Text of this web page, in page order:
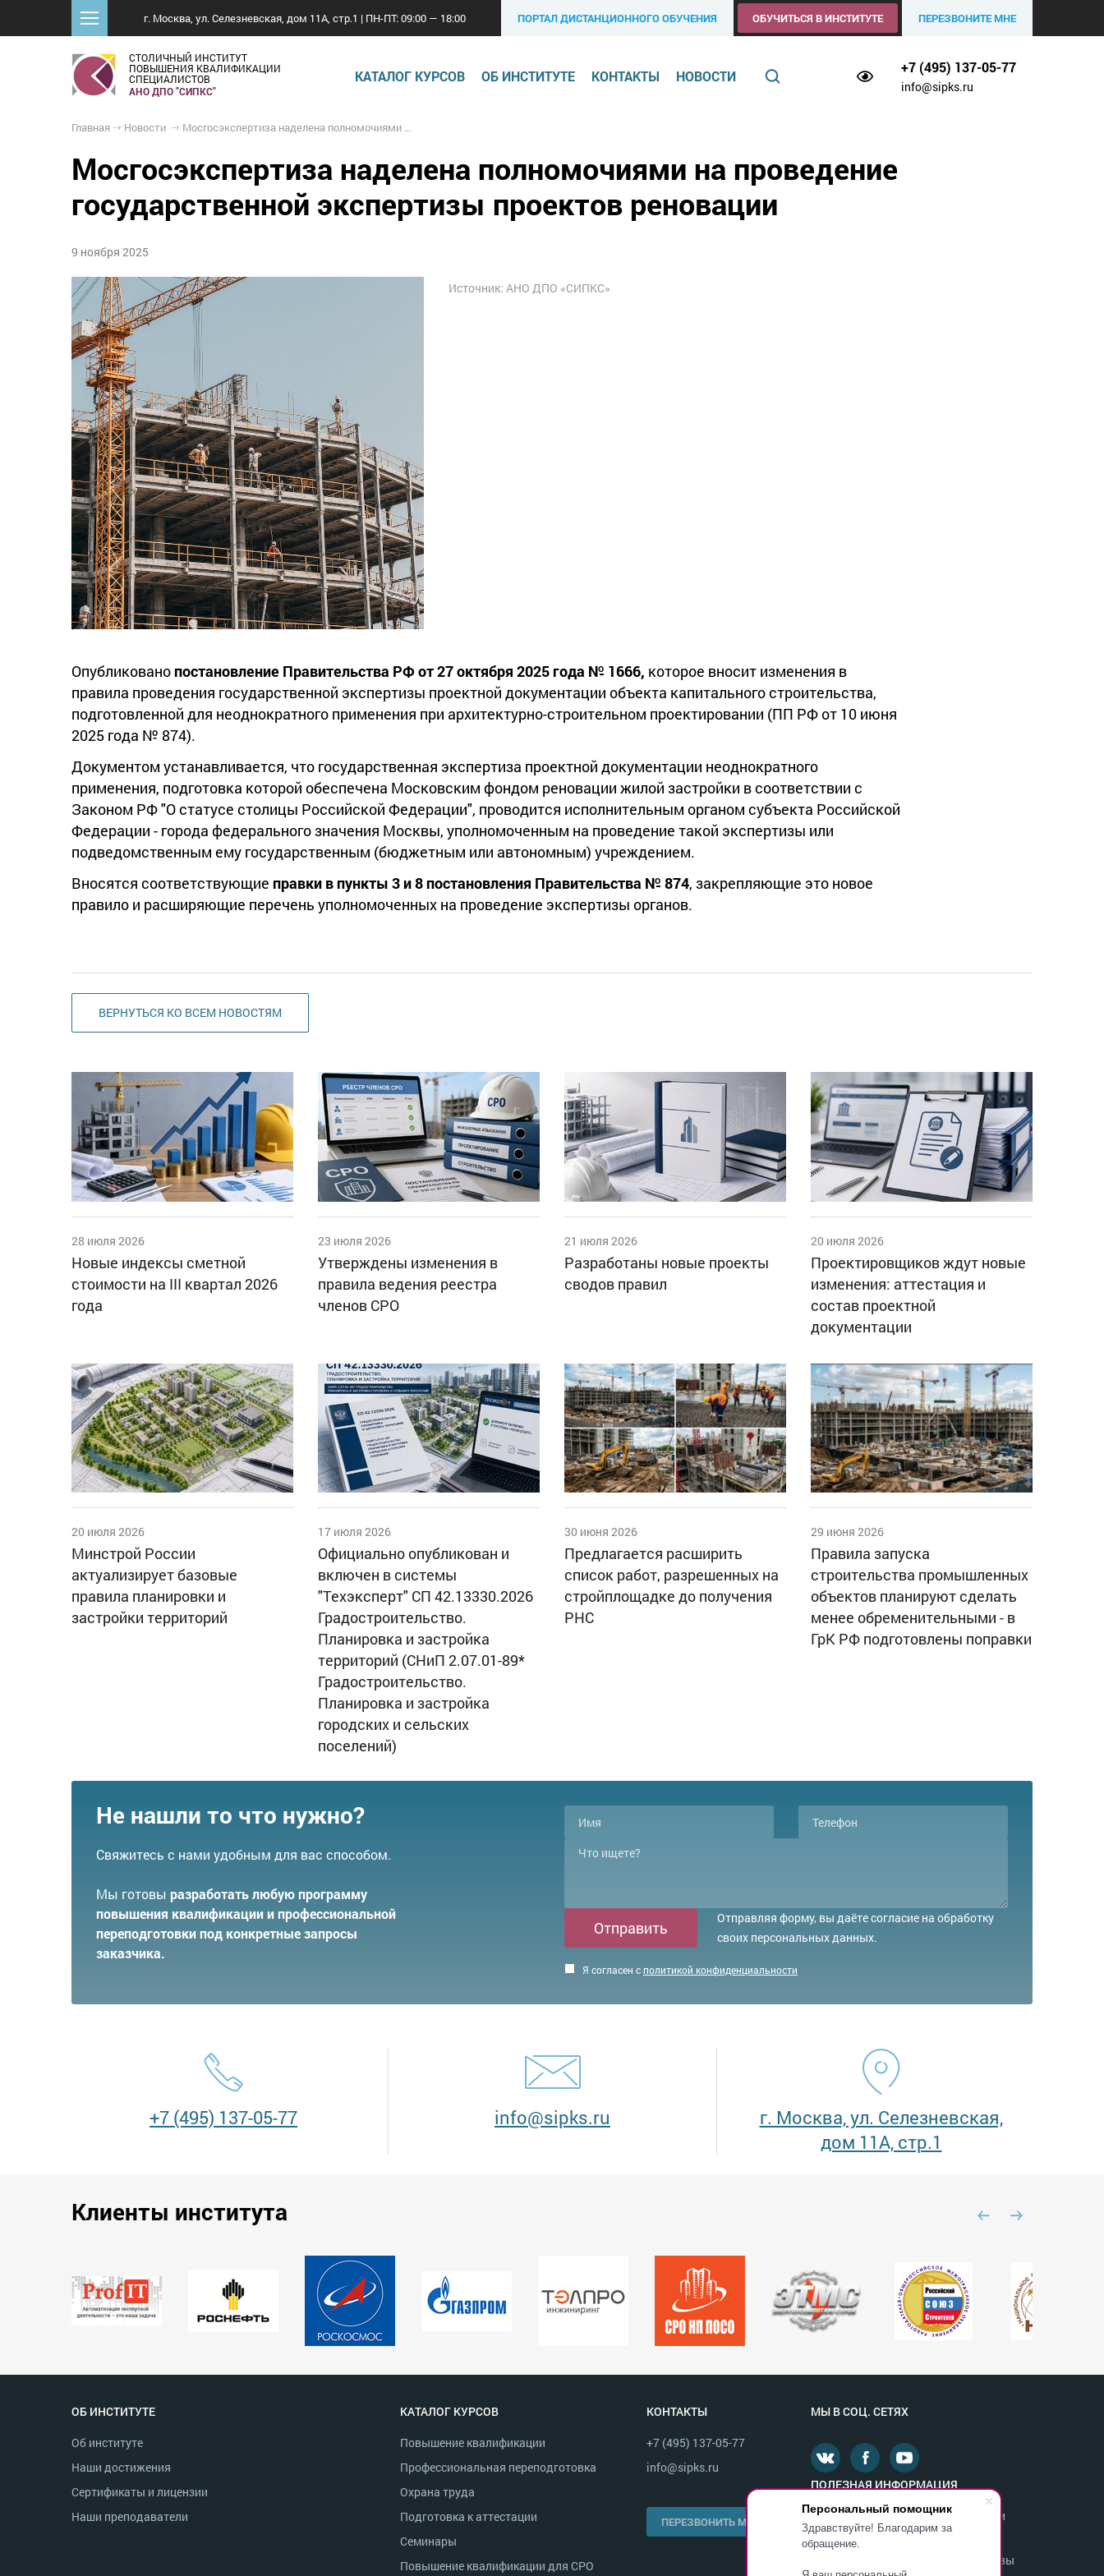
Персональный помощник
Здравствуйте! Благодарим за
обращение.
г. Москва, ул. Селезневская, дом 11А, стр.1 | ПН-ПТ: 09:00 — 18:00 ПОРТАЛ ДИСТАНЦИОННОГО ОБУЧЕНИЯ ОБУЧИТЬСЯ В ИНСТИТУТЕ ПЕРЕЗВОНИТЕ МНЕ
СТОЛИЧНЫЙ ИНСТИТУТ
ПОВЫШЕНИЯ КВАЛИФИКАЦИИ
СПЕЦИАЛИСТОВ
АНО ДПО "СИПКС"
КАТАЛОГ КУРСОВ ОБ ИНСТИТУТЕ КОНТАКТЫ НОВОСТИ
+7 (495) 137-05-77
info@sipks.ru
Главная Новости Мосгосэкспертиза наделена полномочиями на проведение государственной экспертизы проектов реновации
Мосгосэкспертиза наделена полномочиями на проведение
государственной экспертизы проектов реновации
9 ноября 2025
Источник: АНО ДПО «СИПКС»
Опубликовано постановление Правительства РФ от 27 октября 2025 года № 1666, которое вносит изменения в
правила проведения государственной экспертизы проектной документации объекта капитального строительства,
подготовленной для неоднократного применения при архитектурно-строительном проектировании (ПП РФ от 10 июня
2025 года № 874).
Документом устанавливается, что государственная экспертиза проектной документации неоднократного
применения, подготовка которой обеспечена Московским фондом реновации жилой застройки в соответствии с
Законом РФ "О статусе столицы Российской Федерации", проводится исполнительным органом субъекта Российской
Федерации - города федерального значения Москвы, уполномоченным на проведение такой экспертизы или
подведомственным ему государственным (бюджетным или автономным) учреждением.
Вносятся соответствующие правки в пункты 3 и 8 постановления Правительства № 874, закрепляющие это новое
правило и расширяющие перечень уполномоченных на проведение экспертизы органов.
ВЕРНУТЬСЯ КО ВСЕМ НОВОСТЯМ
28 июля 2026
Новые индексы сметной
стоимости на III квартал 2026
года
23 июля 2026
Утверждены изменения в
правила ведения реестра
членов СРО
21 июля 2026
Разработаны новые проекты
сводов правил
20 июля 2026
Проектировщиков ждут новые
изменения: аттестация и
состав проектной
документации
20 июля 2026
Минстрой России
актуализирует базовые
правила планировки и
застройки территорий
17 июля 2026
Официально опубликован и
включен в системы
"Техэксперт" СП 42.13330.2026
Градостроительство.
Планировка и застройка
территорий (СНиП 2.07.01-89*
Градостроительство.
Планировка и застройка
городских и сельских
поселений)
30 июня 2026
Предлагается расширить
список работ, разрешенных на
стройплощадке до получения
РНС
29 июня 2026
Правила запуска
строительства промышленных
объектов планируют сделать
менее обременительными - в
ГрК РФ подготовлены поправки
Не нашли то что нужно?
Свяжитесь с нами удобным для вас способом.
Мы готовы разработать любую программу
повышения квалификации и профессиональной
переподготовки под конкретные запросы
заказчика.
Я согласен сполитикой конфиденциальности
Отправить
Отправляя форму, вы даёте согласие на обработку
своих персональных данных.
+7 (495) 137-05-77 info@sipks.ru
г. Москва, ул. Селезневская,
дом 11А, стр.1
Клиенты института
ОБ ИНСТИТУТЕ
Об институте
Наши достижения
Сертификаты и лицензии
Наши преподаватели
КАТАЛОГ КУРСОВ
Повышение квалификации
Профессиональная переподготовка
Охрана труда
Подготовка к аттестации
Семинары
Повышение квалификации для СРО
КОНТАКТЫ
+7 (495) 137-05-77
info@sipks.ru
ПЕРЕЗВОНИТЬ МНЕ
МЫ В СОЦ. СЕТЯХ
ПОЛЕЗНАЯ ИНФОРМАЦИЯ
Министерство образования и науки
России
Департамент образования г. Москвы